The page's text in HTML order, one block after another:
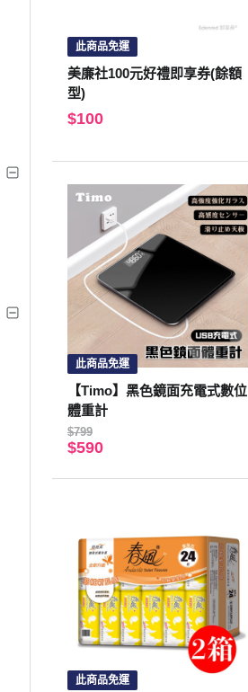
此商品免運
美廉社100元好禮即享券(餘額
型)
$100
此商品免運
【Timo】黑色鏡面充電式數位
體重計
$799
$590
此商品免運